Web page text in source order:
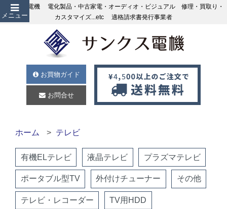
メニュー
サンクス電機 電化製品・中古家電・オーディオ・ビジュアル 修理・買取り・
カスタマイズ...etc 適格請求書発行事業者
お買物ガイド
お問合せ
ホーム テレビ
有機ELテレビ 液晶テレビ プラズマテレビ
ポータブル型TV 外付けチューナー その他
テレビ・レコーダー TV用HDD